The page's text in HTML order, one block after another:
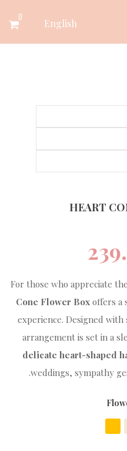
0 English
HEART
For those who appreciate
Cone Flower Boxoffers a
experience. Designed with
arrangement is set in a
delicate heart-shaped
weddings, sympathy